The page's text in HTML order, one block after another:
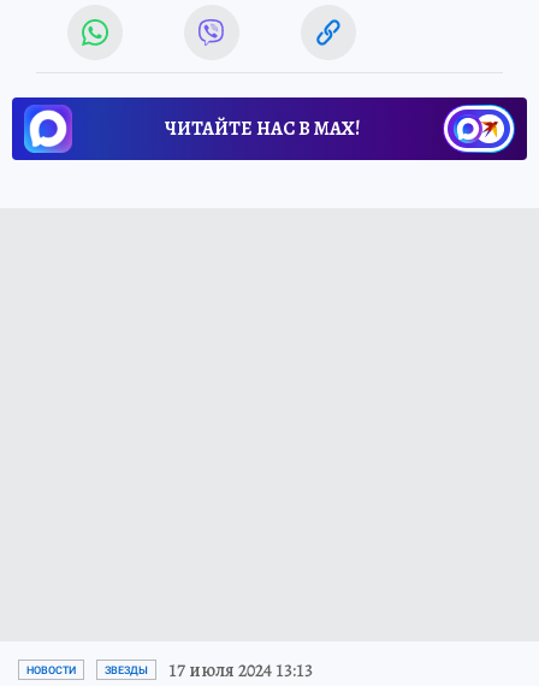
ЧИТАЙТЕ НАС В МАХ!
НОВОСТИ ЗВЕЗДЫ 17 июля 2024 13:13